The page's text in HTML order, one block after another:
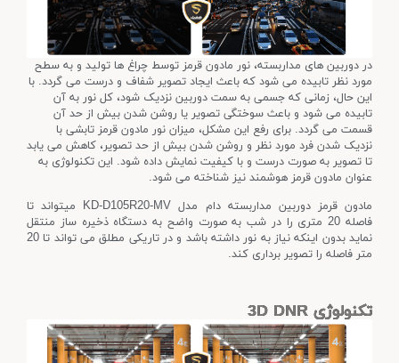
در دوربین های مداربسته، نور مادون قرمز توسط چراغ ها تولید و به سطح
مورد نظر تابیده می شود که باعث ایجاد تصویر شفاف و درست می گردد. با
این حال، زمانی که جسمی به سمت دوربین نزدیک شود، کل نور به آن
تابیده می شود و باعث سوختگی تصویر یا روشن شدن بیش از حد آن
قسمت می گردد. برای رفع این مشکل، میزان نور مادون قرمز تابشی با
نزدیک شدن فرد مورد نظر و روشن شدن بیش از حد تصویر، کاهش می یابد
تا تصویر به صورت درست و با کیفیت نمایش داده شود. این تکنولوژی به
عنوان مادون قرمز هوشمند نیز شناخته می شود.
مادون قرمز دوربین مداربسته دام مدل KD-D105R20-MV میتواند تا
فاصله 20 متری را در شب به صورت واضح به دستگاه ذخیره ساز منتقل
نماید بدون اینکه نیاز به نور داشته باشد و در تاریکی مطلق می تواند تا 20
متر فاصله را تصویر برداری کند.
تکنولوژی 3D DNR